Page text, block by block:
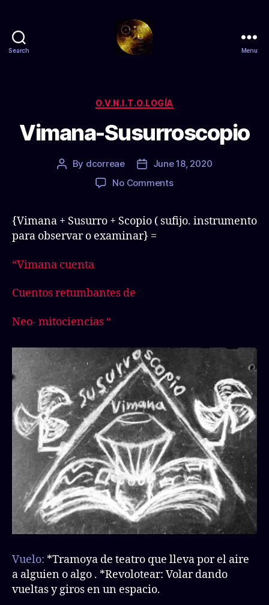
Search Menu
Categories
O.V.N.I.T.O.LOGÍA
Vimana-Susurroscopio
Post
By dcorreae
PostJune 18, 2020
No Commentson
{Vimana + Susurro + Scopio ( sufijo. instrumento
para observar o examinar} =
“Vimana cuenta
Cuentos retumbantes de
Neo- mitociencias “
Vuelo: *Tramoya de teatro que lleva por el aire
a alguien o algo . *Revolotear: Volar dando
vueltas y giros en un espacio.